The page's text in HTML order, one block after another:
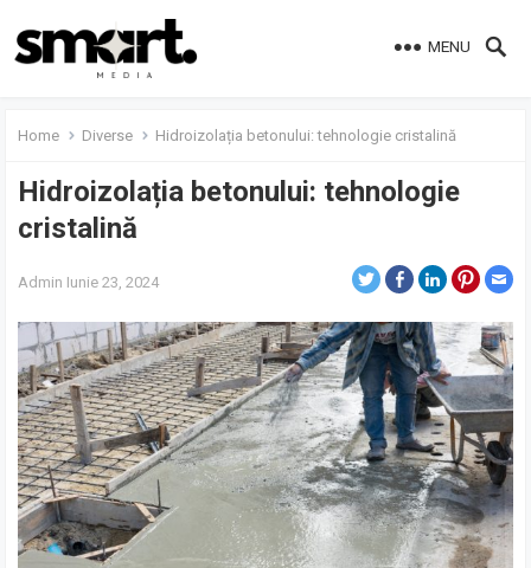
MENU
Home Diverse Hidroizolația betonului: tehnologie cristalină
Hidroizolația betonului: tehnologie
cristalină
Admin Iunie 23, 2024